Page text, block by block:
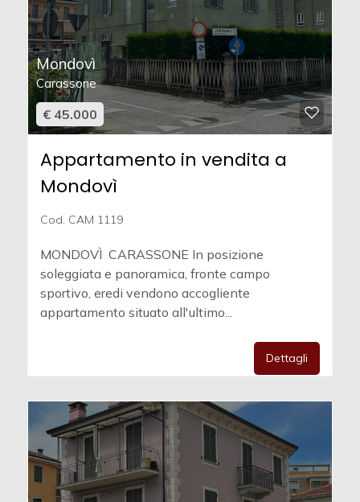
Mondovì
Carassone
€ 45.000
Appartamento in vendita a
Mondovì
Cod. CAM 1119
MONDOVÌ  CARASSONE In posizione
soleggiata e panoramica, fronte campo
sportivo, eredi vendono accogliente
appartamento situato all'ultimo...
Dettagli